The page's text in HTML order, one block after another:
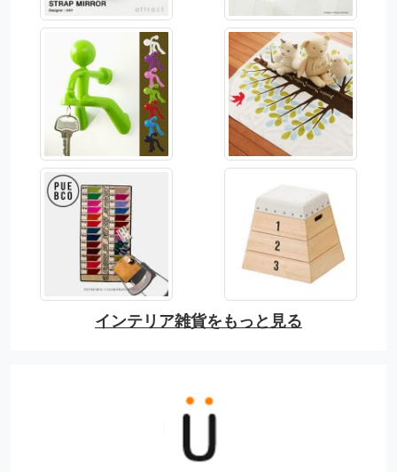
インテリア雑貨をもっと見る